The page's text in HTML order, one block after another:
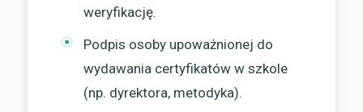
weryfikację.
Podpis osoby upoważnionej do
wydawania certyfikatów w szkole
(np. dyrektora, metodyka).